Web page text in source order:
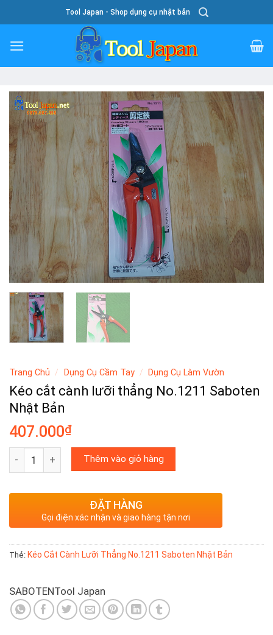
To
Content
Tool Japan - Shop dụng cụ nhật bản
Trang Chủ / Dụng Cụ Cầm Tay / Dụng Cụ Làm Vườn
Kéo cắt cành lưỡi thẳng No.1211 Saboten
Nhật Bản
407.000₫
Kéo cắt cành lưỡi thẳng No.1211 Saboten Nhật Bản số
Thêm vào giỏ hàng
ĐẶT HÀNG
Gọi điện xác nhận và giao hàng tận nơi
Thẻ: Kéo Cắt Cành Lưỡi Thẳng No.1211 Saboten Nhật Bản
SABOTENTool Japan